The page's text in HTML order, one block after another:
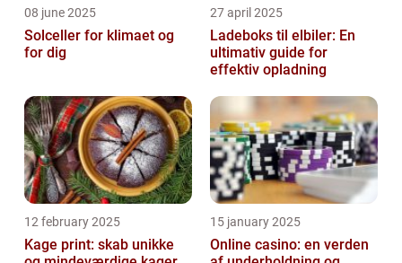
08 june 2025
Solceller for klimaet og
for dig
27 april 2025
Ladeboks til elbiler: En
ultimativ guide for
effektiv opladning
12 february 2025
Kage print: skab unikke
15 january 2025
Online casino: en verden